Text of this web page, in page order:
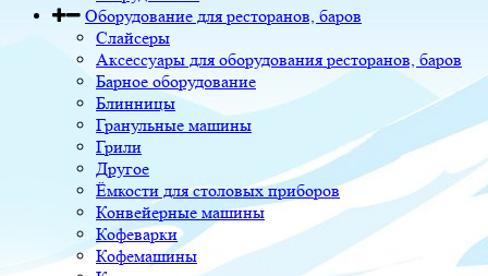
Оборудование для ресторанов, баров
Слайсеры
Аксессуары для оборудования ресторанов, баров
Барное оборудование
Блинницы
Гранульные машины
Грили
Другое
Ёмкости для столовых приборов
Конвейерные машины
Кофеварки
Кофемашины